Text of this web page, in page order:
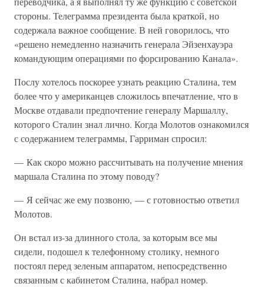
стороны. Телеграмма президента была краткой, но
содержала важное сообщение. В ней говорилось, что
«решено немедленно назначить генерала Эйзенхауэра
командующим операциями по форсированию Канала».
Послу хотелось поскорее узнать реакцию Сталина, тем
более что у американцев сложилось впечатление, что в
Москве отдавали предпочтение генералу Маршаллу,
которого Сталин знал лично. Когда Молотов ознакомился
с содержанием телеграммы, Гарриман спросил:
— Как скоро можно рассчитывать на получение мнения
маршала Сталина по этому поводу?
— Я сейчас же ему позвоню, — с готовностью ответил
Молотов.
Он встал из-за длинного стола, за которым все мы
сидели, подошел к телефонному столику, немного
постоял перед зеленым аппаратом, непосредственно
связанным с кабинетом Сталина, набрал номер.